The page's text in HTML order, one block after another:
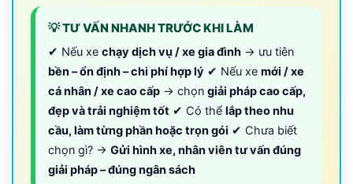
💡 TƯ VẤN NHANH TRƯỚC KHI LÀM
✔ Nếu xe chạy dịch vụ / xe gia đình → ưu tiên
bền – ổn định – chi phí hợp lý ✔ Nếu xe mới / xe
cá nhân / xe cao cấp → chọn giải pháp cao cấp,
đẹp và trải nghiệm tốt ✔ Có thể lắp theo nhu
cầu, làm từng phần hoặc trọn gói ✔ Chưa biết
chọn gì? → Gửi hình xe, nhân viên tư vấn đúng
giải pháp – đúng ngân sách